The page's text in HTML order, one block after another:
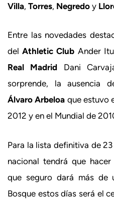
Villa, Torres, Negredo y
Entre las novedades
delAthletic Club Ander
Real Madrid Dani
sorprende, la ausencia
Álvaro Arbeloa que estuvo
2012 y en el Mundial de
Para la lista definitiva de
nacional tendrá que
que seguro dará más de
Bosque estos días será el